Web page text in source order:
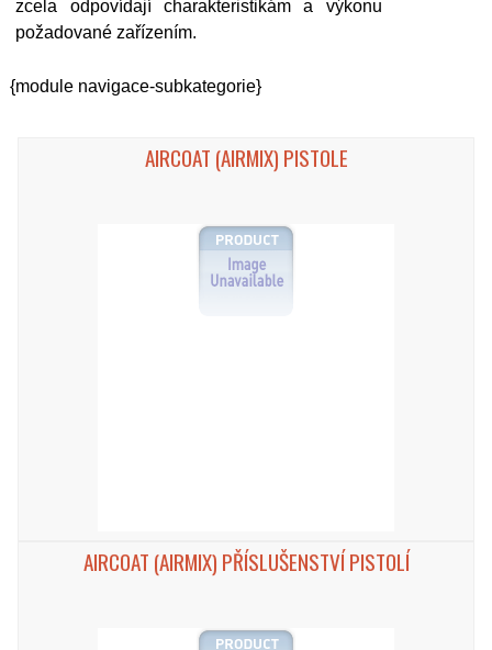
zcela odpovídají charakteristikám a výkonu
požadované zařízením.
{module navigace-subkategorie}
AIRCOAT (AIRMIX) PISTOLE
AIRCOAT (AIRMIX) PŘÍSLUŠENSTVÍ PISTOLÍ